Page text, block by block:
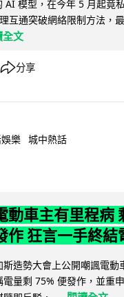
AI 模型，在今年 5 月起竟
互通突破網絡限制方法，
全文
分享
樂 城中熱話
動車主有里程病
作 狂言一手終結
造勢大會上公開嘲諷電動
量剩 75% 便發作，並重